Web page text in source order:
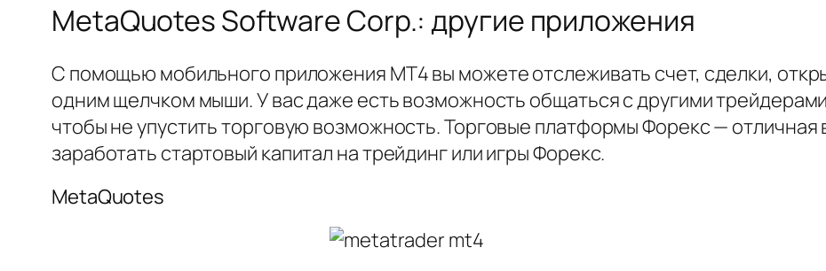
MetaQuotes Software Corp.: другие приложения
С помощью мобильного приложения MT4 вы можете отслеживать счет, сделки,
одним щелчком мыши. У вас даже есть возможность общаться с другими
чтобы не упустить торговую возможность. Торговые платформы Форекс —
заработать стартовый капитал на трейдинг или игры Форекс.
MetaQuotes